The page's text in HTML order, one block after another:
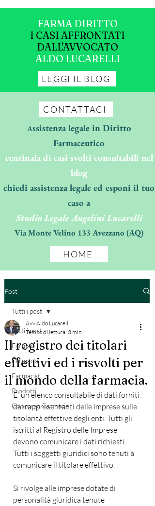
FARMA DIRITTO
I CASI AFFRONTATI
DALL'AVVOCATO
ALDO LUCARELLI
LEGGI IL BLOG
CONTATTACI
Assistenza legale in Diritto
Farmaceutico
centinaia di casi svolti consultabili nel
blog
chiedi assistenza legale ed esponi il tuo
caso a
Studio Legale Angelini Lucarelli
Via Monte Velino 133 Avezzano (AQ)
HOME
Post
Tutti i post
Farmaci
Farmacia
Farmacisti
Prodotti
Concorso Farmacie
Tutti i post
Il registro dei titolari
effettivi ed i risvolti per
il mondo della farmacia.
Avv Aldo Lucarelli
Tempo di lettura: 3 min
E' un elenco consultabile di dati forniti
dai rappresentanti delle imprese sulle
titolarità effettive degli enti. Tutti gli
iscritti al Registro delle Imprese
devono comunicare i dati richiesti.
Tutti i soggetti giuridici sono tenuti a
comunicare il titolare effettivo.
Si rivolge alle imprese dotate di
personalità giuridica tenute